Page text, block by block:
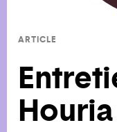
ARTICLE